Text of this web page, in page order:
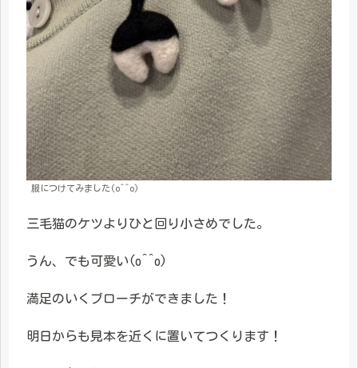
服につけてみました(o^^o)
三毛猫のケツよりひと回り小さめでした。
うん、でも可愛い(o^^o)
満足のいくブローチができました！
明日からも見本を近くに置いてつくります！